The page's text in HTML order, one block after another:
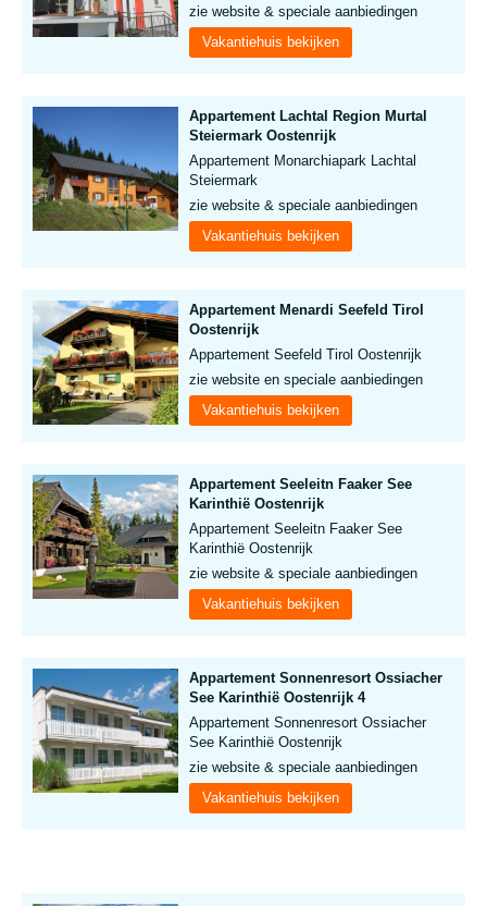
zie website & speciale aanbiedingen
Vakantiehuis bekijken
Appartement Lachtal Region Murtal
Steiermark Oostenrijk
Appartement Monarchiapark Lachtal
Steiermark
zie website & speciale aanbiedingen
Vakantiehuis bekijken
Appartement Menardi Seefeld Tirol
Oostenrijk
Appartement Seefeld Tirol Oostenrijk
zie website en speciale aanbiedingen
Vakantiehuis bekijken
Appartement Seeleitn Faaker See
Karinthië Oostenrijk
Appartement Seeleitn Faaker See
Karinthië Oostenrijk
zie website & speciale aanbiedingen
Vakantiehuis bekijken
Appartement Sonnenresort Ossiacher
See Karinthië Oostenrijk 4
Appartement Sonnenresort Ossiacher
See Karinthië Oostenrijk
zie website & speciale aanbiedingen
Vakantiehuis bekijken